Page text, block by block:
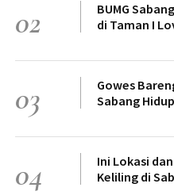
02
BUMG
di Taman I
03
Gowes
Sabang
04
Ini Lokasi
Keliling di